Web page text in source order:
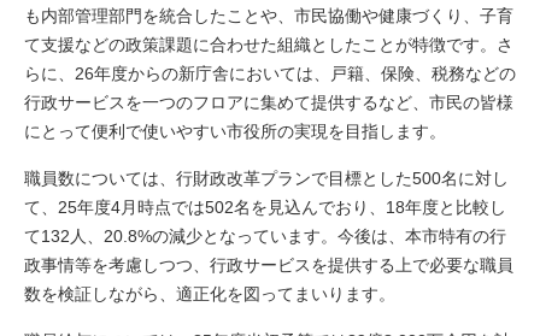
も内部管理部門を統合したことや、市民協働や健康づくり、子育
て支援などの政策課題に合わせた組織としたことが特徴です。さ
らに、26年度からの新庁舎においては、戸籍、保険、税務などの
行政サービスを一つのフロアに集めて提供するなど、市民の皆様
にとって便利で使いやすい市役所の実現を目指します。
職員数については、行財政改革プランで目標とした500名に対し
て、25年度4月時点では502名を見込んでおり、18年度と比較し
て132人、20.8%の減少となっています。今後は、本市特有の行
政事情等を考慮しつつ、行政サービスを提供する上で必要な職員
数を検証しながら、適正化を図ってまいります。